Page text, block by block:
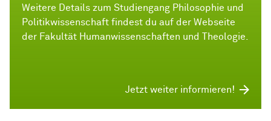
Weitere Details zum Studiengang Philosophie und
Politikwissenschaft findest du auf der Webseite
der Fakultät Humanwissenschaften und Theologie.
Jetzt weiter informieren!